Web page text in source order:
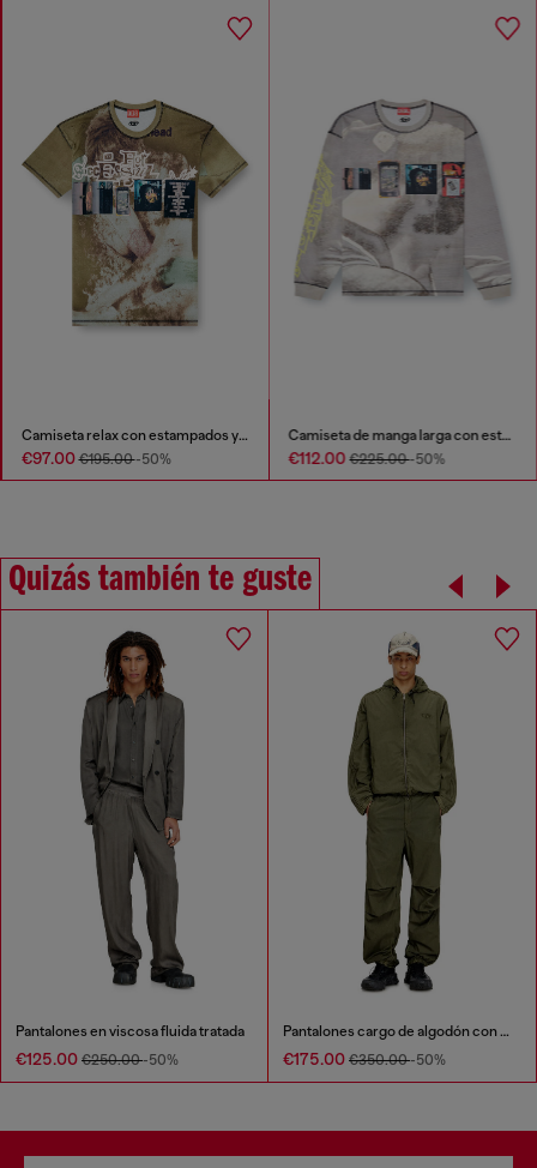
Camiseta relax con estampados y parches por toda la prenda
€97.00€195.00-50%
Camiseta de manga larga con estampado integral y parches
€112.00€225.00-50%
Quizás también te guste
Pantalones en viscosa fluida tratada
€125.00 €250.00-50%
Pantalones cargo de algodón con bandas laterales
€175.00 €350.00-50%